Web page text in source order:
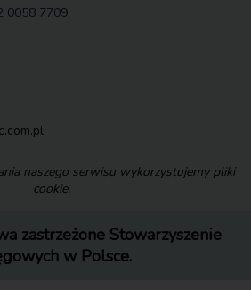
0058 7709
naszego serwisu wykorzystujemy pliki
cookie.
zastrzeżone Stowarzyszenie
w Polsce.